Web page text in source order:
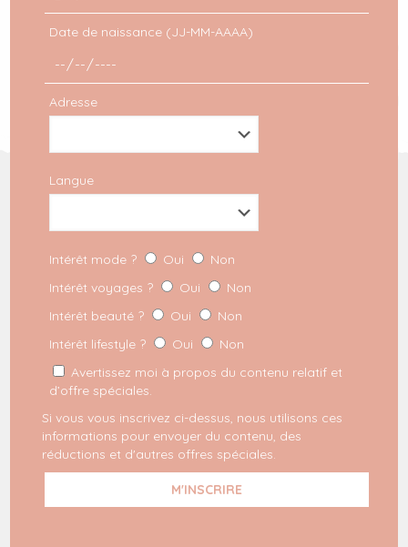
INSCRIPTION À LA NEWSLETTER
REJOIGNEZ LE MILKYGANG
Dernières commandes
Mode
Lifestyle
Beauté
Mentions légales
Politique de confidentialité
Date de naissance (JJ-MM-AAAA)
Adresse
Langue
Intérêt mode ? Oui
Non
Intérêt voyages ?
Oui
Non
Intérêt beauté ?
Oui
Non
Intérêt lifestyle ?
Oui
Non
Avertissez moi à propos du contenu relatif et
d’offre spéciales.
Si vous vous inscrivez ci-dessus, nous utilisons ces
informations pour envoyer du contenu, des
réductions et d'autres offres spéciales.